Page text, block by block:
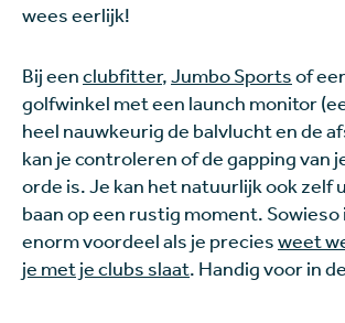
wees eerlijk!
Bij eenclubfitter,Jumbo Sportsof
golfwinkel met een launch monitor
heel nauwkeurig de balvlucht en de
kan je controleren of de gapping van
orde is. Je kan het natuurlijk ook zelf
baan op een rustig moment. Sowieso
enorm voordeel als je preciesweet
je met je clubs slaat. Handig voor in